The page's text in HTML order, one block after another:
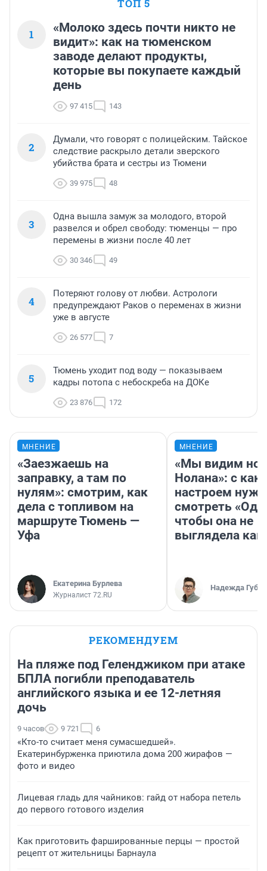
ТОП 5
1
«Молоко здесь почти никто не
видит»: как на тюменском
заводе делают продукты,
которые вы покупаете каждый
день
97 415 143
2
Думали, что говорят с полицейским. Тайское
следствие раскрыло детали зверского
убийства брата и сестры из Тюмени
39 975 48
3
Одна вышла замуж за молодого, второй
развелся и обрел свободу: тюменцы — про
перемены в жизни после 40 лет
30 346 49
4
Потеряют голову от любви. Астрологи
предупреждают Раков о переменах в жизни
уже в августе
26 577 7
5
Тюмень уходит под воду — показываем
кадры потопа с небоскреба на ДОКе
23 876 172
МНЕНИЕ
«Заезжаешь на
заправку, а там по
нулям»: смотрим, как
дела с топливом на
маршруте Тюмень —
Уфа
Екатерина Бурлева
Журналист 72.RU
МНЕНИЕ
«Мы видим
Нолана»: с
настроем
смотреть
чтобы она не
выглядела как
Надежда
РЕКОМЕНДУЕМ
На пляже под Геленджиком при атаке
БПЛА погибли преподаватель
английского языка и ее 12-летняя
дочь
9 часов 9 721 6
«Кто-то считает меня сумасшедшей».
Екатеринбурженка приютила дома 200 жирафов —
фото и видео
Лицевая гладь для чайников: гайд от набора петель
до первого готового изделия
Как приготовить фаршированные перцы — простой
рецепт от жительницы Барнаула